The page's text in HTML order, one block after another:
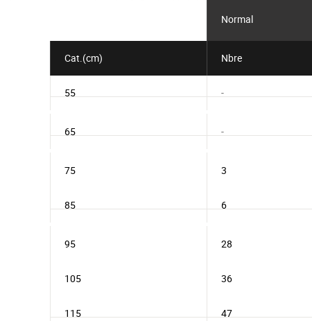
Normal
Cat.(cm) Nbre
55 -
65 -
75 3
85 6
95 28
105 36
115 47